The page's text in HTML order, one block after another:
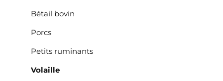
Bétail bovin
Porcs
Petits ruminants
Volaille